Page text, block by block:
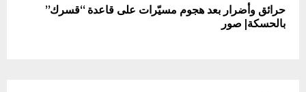
حرائق وأضرار بعد هجوم مسيّرات على قاعدة “قسرك”
بالحسكة| صور